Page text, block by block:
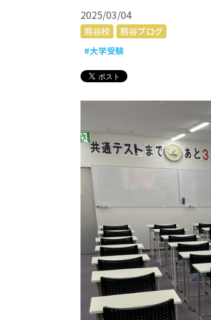
2025/03/04
熊谷校
熊谷ブログ
#大学受験